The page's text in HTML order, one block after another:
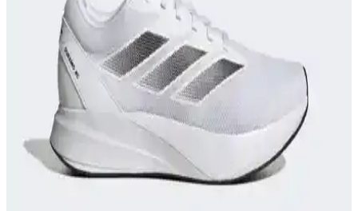
Spor sırasında uygun ayakkabı seçimi, performansı artırır,
sakatlanma riskini azaltır ve konfor sağlar. Spor türüne göre
ayakkabı seçimi ve doğru malzeme kullanımı önemli detaylardır.
Nike React Miler Koşu ve Günlük Kullanım İçin
Konfor ve Performans Sunan Ayakkabı
Nike React Miler, üstün yastıklama ve destek sağlayan teknolojisiyle
koşu ve günlük kullanımda konforu artırır, performansı yükseltir ve
ayak sağlığını korur.